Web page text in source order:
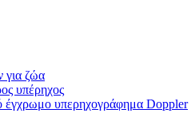
για ζώα
υπέρηχος
έγχρωμο υπερηχογράφημα Doppler